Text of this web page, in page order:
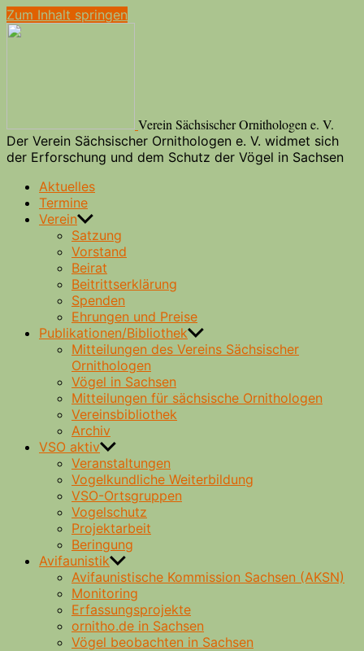
Zum Inhalt springen
Verein Sächsischer Ornithologen e. V.
Der Verein Sächsischer Ornithologen e. V. widmet sich
der Erforschung und dem Schutz der Vögel in Sachsen
Aktuelles
Termine
Verein
Satzung
Vorstand
Beirat
Beitrittserklärung
Spenden
Ehrungen und Preise
Publikationen/Bibliothek
Mitteilungen des Vereins Sächsischer
Ornithologen
Vögel in Sachsen
Mitteilungen für sächsische Ornithologen
Vereinsbibliothek
Archiv
VSO aktiv
Veranstaltungen
Vogelkundliche Weiterbildung
VSO-Ortsgruppen
Vogelschutz
Projektarbeit
Beringung
Avifaunistik
Avifaunistische Kommission Sachsen (AKSN)
Monitoring
Erfassungsprojekte
ornitho.de in Sachsen
Vögel beobachten in Sachsen